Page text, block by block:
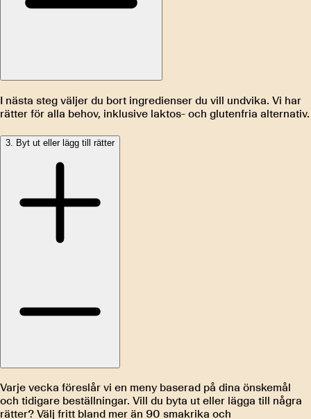
I nästa steg väljer du bort ingredienser du vill undvika. Vi har
rätter för alla behov, inklusive laktos- och glutenfria alternativ.
3. Byt ut eller lägg till rätter
Varje vecka föreslår vi en meny baserad på dina önskemål
och tidigare beställningar. Vill du byta ut eller lägga till några
rätter? Välj fritt bland mer än 90 smakrika och